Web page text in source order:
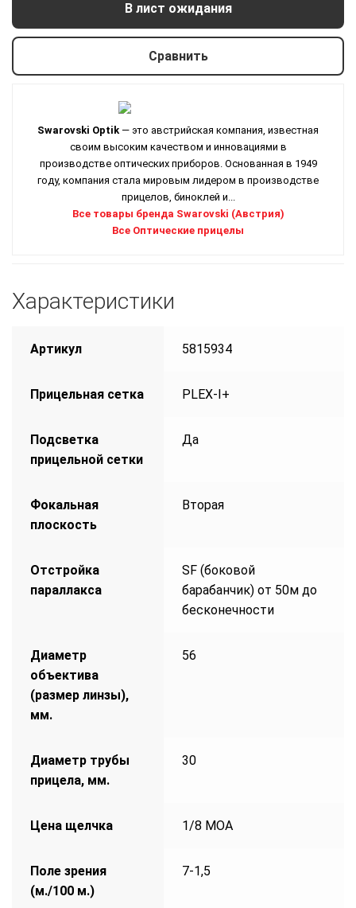
В лист ожидания
Сравнить
Swarovski Optik— это австрийская компания, известная
своим высоким качеством и инновациями в
производстве оптических приборов. Основанная в 1949
году, компания стала мировым лидером в производстве
прицелов, биноклей и...
Все товары бренда Swarovski (Австрия)
Все Оптические прицелы
Характеристики
Артикул 5815934
Прицельная сетка PLEX-I+
Подсветка
прицельной сетки
Да
Фокальная
плоскость
Вторая
Отстройка
параллакса
SF (боковой
барабанчик) от 50м до
бесконечности
Диаметр
объектива
(размер линзы),
мм.
56
Диаметр трубы
прицела, мм.
30
Цена щелчка 1/8 MOА
Поле зрения
(м./100 м.)
7-1,5